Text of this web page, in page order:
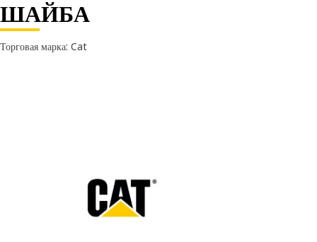
ШАЙБА
Торговая марка: Cat